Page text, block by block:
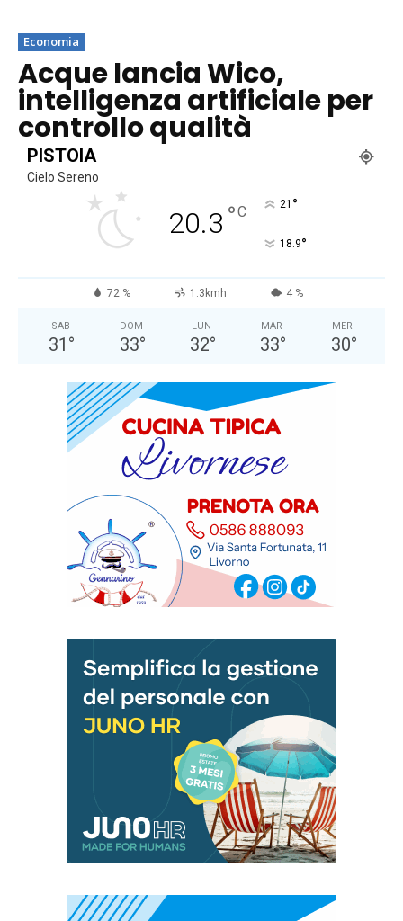
Economia
Acque lancia Wico,
intelligenza artificiale per
controllo qualità
PISTOIA
Cielo Sereno
20.3 °C 21 °
18.9°
72 % 1.3kmh 4 %
SAB
31 °
DOM
33°
LUN
32°
MAR
33°
MER
30°